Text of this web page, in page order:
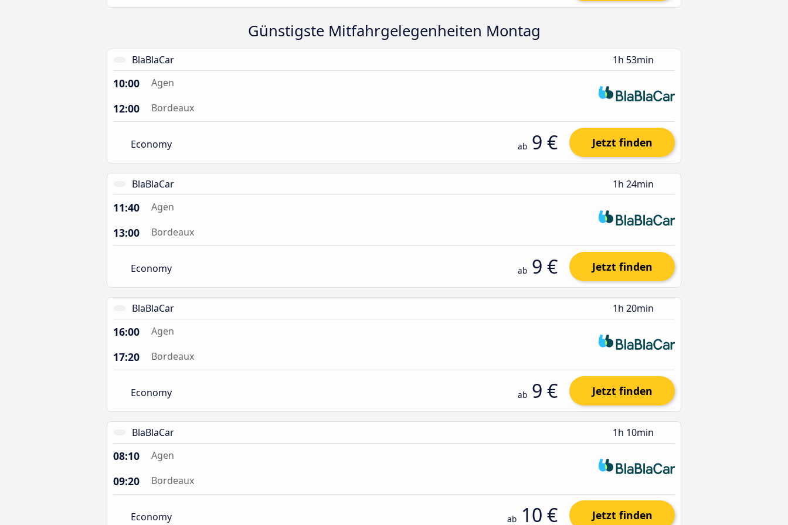
Günstigste Mitfahrgelegenheiten Montag
BlaBlaCar 1h 53min
10:00 Agen
12:00 Bordeaux
Economy ab 9 € Jetzt finden
BlaBlaCar 1h 24min
11:40 Agen
13:00 Bordeaux
Economy ab 9 € Jetzt finden
BlaBlaCar 1h 20min
16:00 Agen
17:20 Bordeaux
Economy ab 9 € Jetzt finden
BlaBlaCar 1h 10min
08:10 Agen
09:20 Bordeaux
Economy ab 10 € Jetzt finden